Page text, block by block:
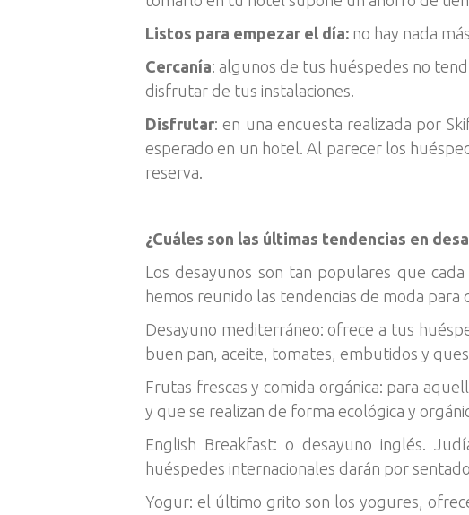
Listos para empezar el día: no hay nada
Cercanía: algunos de tus huéspedes no
disfrutar de tus instalaciones.
Disfrutar: en una encuesta realizada por
esperado en un hotel. Al parecer los
reserva.
¿Cuáles son las últimas tendencias en
Los desayunos son tan populares que
hemos reunido las tendencias de moda para
Desayuno mediterráneo: ofrece a tus
buen pan, aceite, tomates, embutidos y
Frutas frescas y comida orgánica: para
y que se realizan de forma ecológica y
English Breakfast: o desayuno inglés.
huéspedes internacionales darán por
Yogur: el último grito son los yogures,